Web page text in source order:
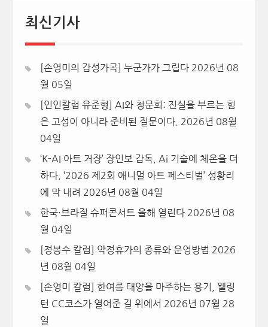
최신기사
[손영미의 감성가곡] 누군가가 그립다 2026년 08
월 05일
[인인칼럼 유준형] AI와 청문회: 진실을 부르는 힘
은 고성이 아니라 준비된 질문이다.
2026년 08월
04일
‘K-AI 아트 거장’ 장인보 감독, Ai 기술에 체온을 더
하다, ‘2026 제2회 애니멀 아트 페스티벌’ 성황리
에 막 내려 2026년 08월 04일
한국·브라질 슈퍼콘서트 올해 열린다 2026년 08
월 04일
[정봉수 칼럼] 약정휴가의 종류와 운영방법 2026
년 08월 04일
[손영미 칼럼] 한여름 태양을 마주하는 용기, 웰링
턴 CC코스가 열어준 길 위에서 2026년 07월 28
일